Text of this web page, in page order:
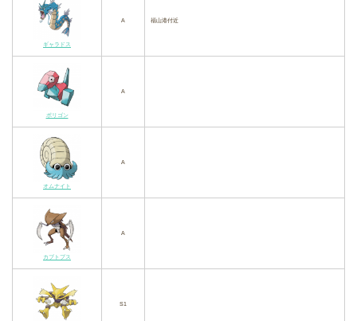
ギャラドス
A 福山港付近
ポリゴン
A
オムナイト
A
カブトプス
A
S1